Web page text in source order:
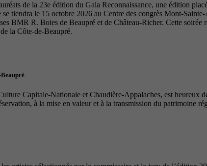
de la 23e édition du Gala Reconnaissance, une édition
tiendra le 15 octobre 2026 au Centre des congrès Mont-
BMR R. Boies de Beaupré et de Château-Richer. Cette soirée
la Côte-de-Beaupré.
Capitale-Nationale et Chaudière-Appalaches, est heureux
à la mise en valeur et à la transmission du patrimoine